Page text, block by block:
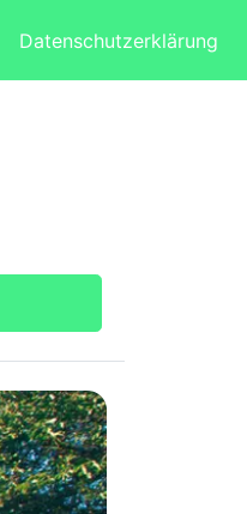
Datenschutzerklärung